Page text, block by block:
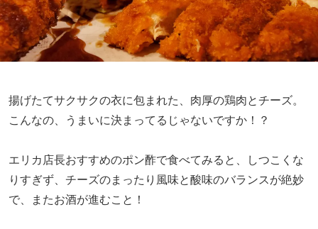
揚げたてサクサクの衣に包まれた、肉厚の鶏肉とチーズ。
こんなの、うまいに決まってるじゃないですか！？
エリカ店長おすすめのポン酢で食べてみると、しつこくな
りすぎず、チーズのまったり風味と酸味のバランスが絶妙
で、またお酒が進むこと！